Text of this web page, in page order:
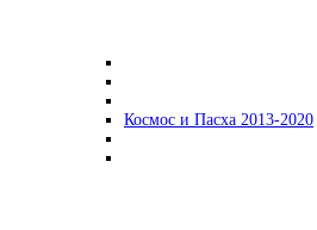
Космос и Пасха 2013-2020